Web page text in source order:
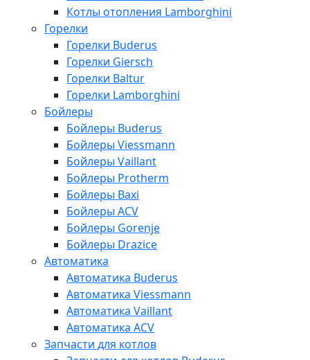
Котлы отопления Lamborghini
Горелки
Горелки Buderus
Горелки Giersch
Горелки Baltur
Горелки Lamborghini
Бойлеры
Бойлеры Buderus
Бойлеры Viessmann
Бойлеры Vaillant
Бойлеры Protherm
Бойлеры Baxi
Бойлеры ACV
Бойлеры Gorenje
Бойлеры Drazice
Автоматика
Автоматика Buderus
Автоматика Viessmann
Автоматика Vaillant
Автоматика ACV
Запчасти для котлов